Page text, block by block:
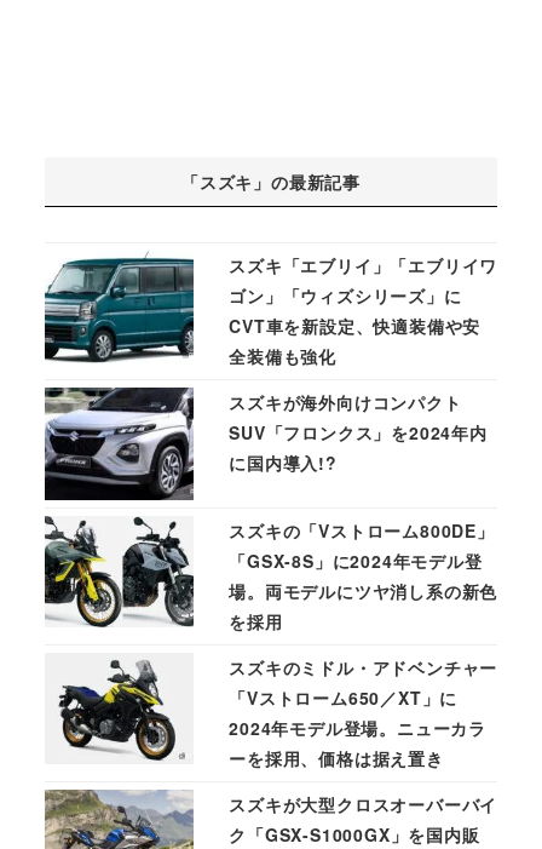
「スズキ」の最新記事
スズキ「エブリイ」「エブリイワ
ゴン」「ウィズシリーズ」に
CVT車を新設定、快適装備や安
全装備も強化
スズキが海外向けコンパクト
SUV「フロンクス」を2024年内
に国内導入!?
スズキの「Vストローム800DE」
「GSX-8S」に2024年モデル登
場。両モデルにツヤ消し系の新色
を採用
スズキのミドル・アドベンチャー
「Vストローム650／XT」に
2024年モデル登場。ニューカラ
ーを採用、価格は据え置き
スズキが大型クロスオーバーバイ
ク「GSX-S1000GX」を国内販